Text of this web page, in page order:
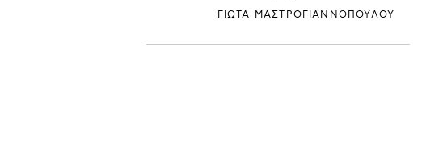
ΓΙΩΤΑ ΜΑΣΤΡΟΓΙΑΝΝΟΠΟΥΛΟΥ